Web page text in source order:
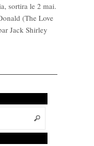
sortira le 2 mai.
(The Love
Jack Shirley